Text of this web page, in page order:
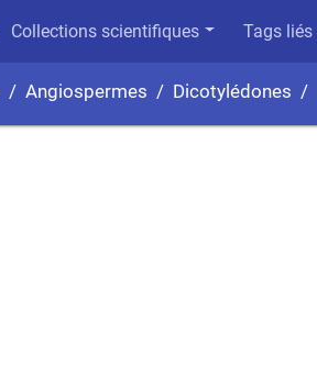
Collections scientifiques Tags liés
Angiospermes Dicotylédones